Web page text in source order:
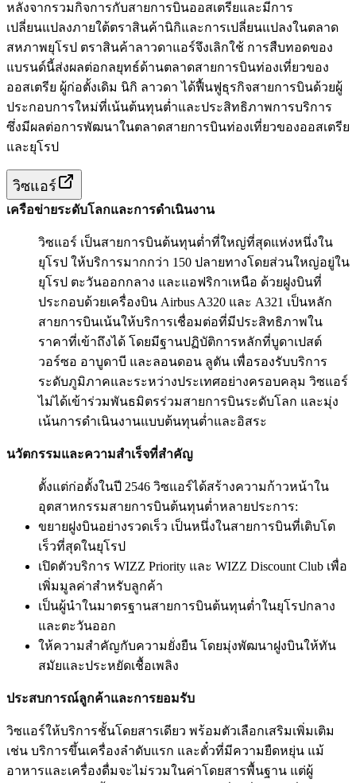
หลังจากรวมกิจการกับสายการบินออสเตรียและมีการ
เปลี่ยนแปลงภายใต้ตราสินค้านิกิและการเปลี่ยนแปลงในตลาด
สหภาพยุโรป ตราสินค้าลาวดาแอร์จึงเลิกใช้ การสืบทอดของ
แบรนด์นี้ส่งผลต่อกลยุทธ์ด้านตลาดสายการบินท่องเที่ยวของ
ออสเตรีย ผู้ก่อตั้งเดิม นิกิ ลาวดา ได้ฟื้นฟูธุรกิจสายการบินด้วยผู้
ประกอบการใหม่ที่เน้นต้นทุนต่ำและประสิทธิภาพการบริการ
ซึ่งมีผลต่อการพัฒนาในตลาดสายการบินท่องเที่ยวของออสเตรีย
และยุโรป
วิซแอร์
เครือข่ายระดับโลกและการดำเนินงาน
วิซแอร์ เป็นสายการบินต้นทุนต่ำที่ใหญ่ที่สุดแห่งหนึ่งใน
ยุโรป ให้บริการมากกว่า 150 ปลายทางโดยส่วนใหญ่อยู่ใน
ยุโรป ตะวันออกกลาง และแอฟริกาเหนือ ด้วยฝูงบินที่
ประกอบด้วยเครื่องบิน Airbus A320 และ A321 เป็นหลัก
สายการบินเน้นให้บริการเชื่อมต่อที่มีประสิทธิภาพใน
ราคาที่เข้าถึงได้ โดยมีฐานปฏิบัติการหลักที่บูดาเปสต์
วอร์ซอ อาบูดาบี และลอนดอน ลูตัน เพื่อรองรับบริการ
ระดับภูมิภาคและระหว่างประเทศอย่างครอบคลุม วิซแอร์
ไม่ได้เข้าร่วมพันธมิตรร่วมสายการบินระดับโลก และมุ่ง
เน้นการดำเนินงานแบบต้นทุนต่ำและอิสระ
นวัตกรรมและความสำเร็จที่สำคัญ
ตั้งแต่ก่อตั้งในปี 2546 วิซแอร์ได้สร้างความก้าวหน้าใน
อุตสาหกรรมสายการบินต้นทุนต่ำหลายประการ:
ขยายฝูงบินอย่างรวดเร็ว เป็นหนึ่งในสายการบินที่เติบโต
เร็วที่สุดในยุโรป
เปิดตัวบริการ WIZZ Priority และ WIZZ Discount Club เพื่อ
เพิ่มมูลค่าสำหรับลูกค้า
เป็นผู้นำในมาตรฐานสายการบินต้นทุนต่ำในยุโรปกลาง
และตะวันออก
ให้ความสำคัญกับความยั่งยืน โดยมุ่งพัฒนาฝูงบินให้ทัน
สมัยและประหยัดเชื้อเพลิง
ประสบการณ์ลูกค้าและการยอมรับ
วิซแอร์ให้บริการชั้นโดยสารเดียว พร้อมตัวเลือกเสริมเพิ่มเติม
เช่น บริการขึ้นเครื่องลำดับแรก และตั๋วที่มีความยืดหยุ่น แม้
อาหารและเครื่องดื่มจะไม่รวมในค่าโดยสารพื้นฐาน แต่ผู้